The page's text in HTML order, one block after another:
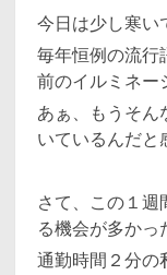
今日は少し寒い
毎年恒例の流行
前のイルミネー
あぁ、もうそん
いているんだと
さて、この１週
る機会が多かっ
通勤時間２分の